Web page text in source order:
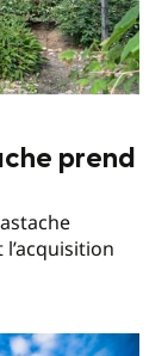
prend